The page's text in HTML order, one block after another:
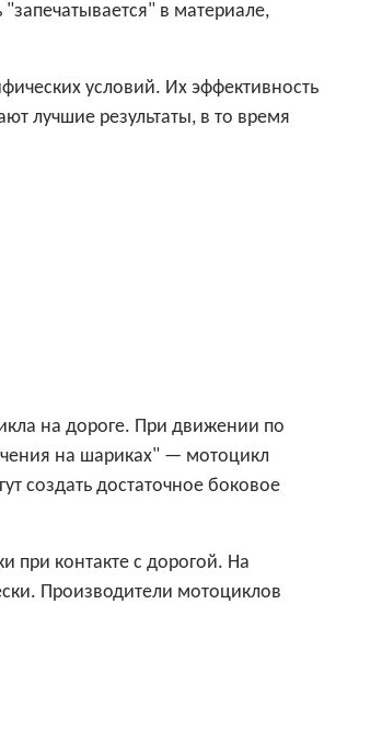
в материале,
условий. Их эффективность
лучшие результаты, в то время
на дороге. При движении по
на шариках" — мотоцикл
создать достаточное боковое
при контакте с дорогой. На
Производители мотоциклов